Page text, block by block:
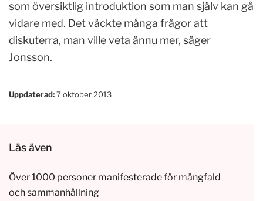
som översiktlig introduktion som man själv kan gå
vidare med. Det väckte många frågor att
diskuterra, man ville veta ännu mer, säger
Jonsson.
Uppdaterad:7 oktober 2013
Läs även
Över 1000 personer manifesterade för mångfald
och sammanhållning